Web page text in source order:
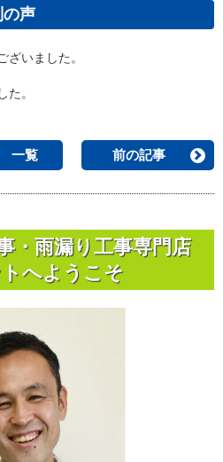
の声
ざいました。
た。
一覧 前の記事
・雨漏り工事専門店
へようこそ